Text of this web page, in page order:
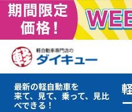
最新の軽自動車を
来て、見て、乗って、見比
べできる！